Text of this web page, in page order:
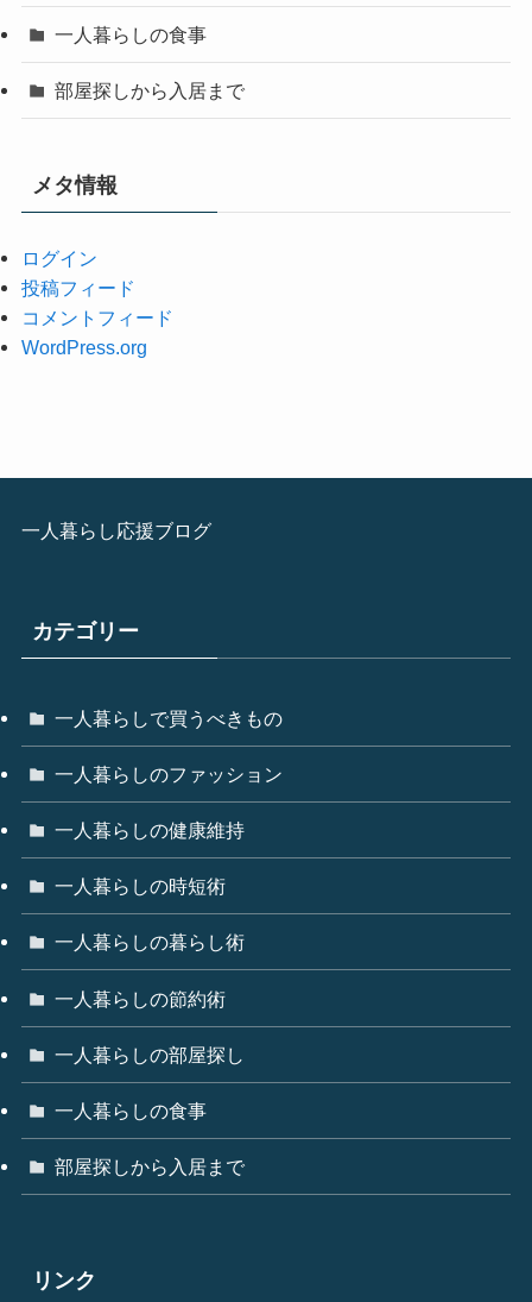
一人暮らしの食事
部屋探しから入居まで
メタ情報
ログイン
投稿フィード
コメントフィード
WordPress.org
一人暮らし応援ブログ
カテゴリー
一人暮らしで買うべきもの
一人暮らしのファッション
一人暮らしの健康維持
一人暮らしの時短術
一人暮らしの暮らし術
一人暮らしの節約術
一人暮らしの部屋探し
一人暮らしの食事
部屋探しから入居まで
リンク